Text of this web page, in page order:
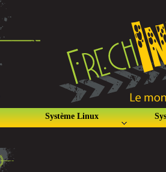
Système Linux